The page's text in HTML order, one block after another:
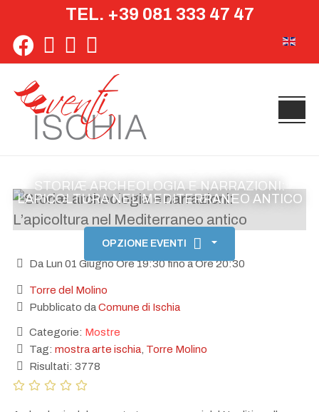
TEL. +39 081 333 47 47
STORIÆ ARCHEOLOGIA E NARRAZIONI:
L’APICOLTURA NEL MEDITERRANEO ANTICO
OPZIONE EVENTI
Da Lun 01 Giugno Ore 19:30 fino a Ore 20:30
Torre del Molino
Pubblicato daComune di Ischia
Categorie: Mostre
Tag: mostra arte ischia Torre Molino
Risultati: 3778